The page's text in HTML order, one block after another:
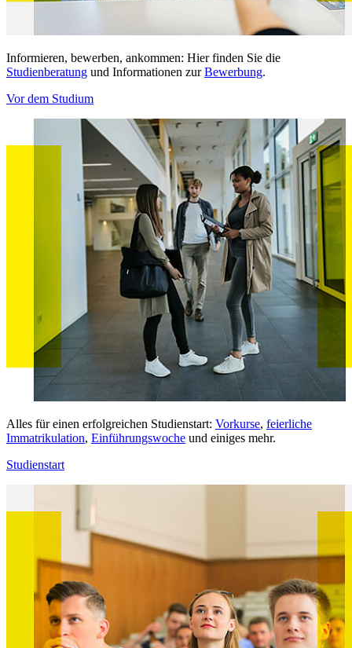
Informieren, bewerben, ankommen: Hier finden Sie die
Studienberatung und Informationen zurBewerbung.
Vor dem Studium
Alles für einen erfolgreichen Studienstart: Vorkurse, feierliche
Immatrikulation, Einführungswoche und einiges mehr.
Studienstart